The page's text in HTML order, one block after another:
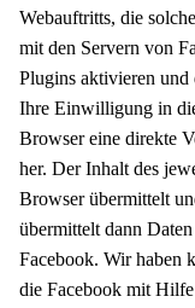
Webauftritts, die
mit den Servern von
Plugins aktivieren
Ihre Einwilligung in
Browser eine direkte
her. Der Inhalt des
Browser übermittelt
übermittelt dann
Facebook. Wir haben
die Facebook mit